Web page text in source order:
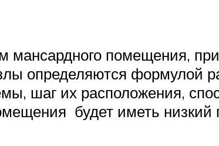
мансардного помещения,
определяются формулой
шаг их расположения,
будет иметь низкий